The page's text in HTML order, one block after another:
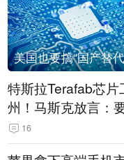
特斯拉Terafab芯
州！马斯克放言：
回美国
16